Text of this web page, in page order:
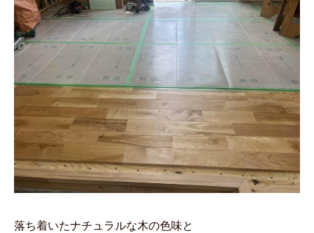
落ち着いたナチュラルな木の色味と